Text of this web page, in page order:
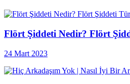
Flört Şiddeti Nedir? Flört
24 Mart 2023